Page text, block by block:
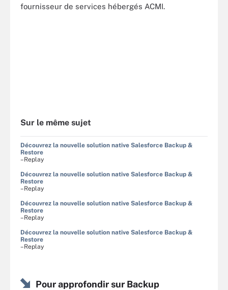
fournisseur de services hébergés ACMI.
Sur le même sujet
Découvrez la nouvelle solution native Salesforce Backup &
Restore
–Replay
Découvrez la nouvelle solution native Salesforce Backup &
Restore
–Replay
Découvrez la nouvelle solution native Salesforce Backup &
Restore
–Replay
Découvrez la nouvelle solution native Salesforce Backup &
Restore
–Replay
Pour approfondir sur Backup